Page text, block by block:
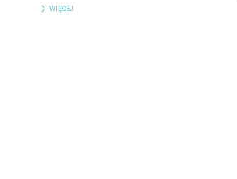
WIĘCEJ